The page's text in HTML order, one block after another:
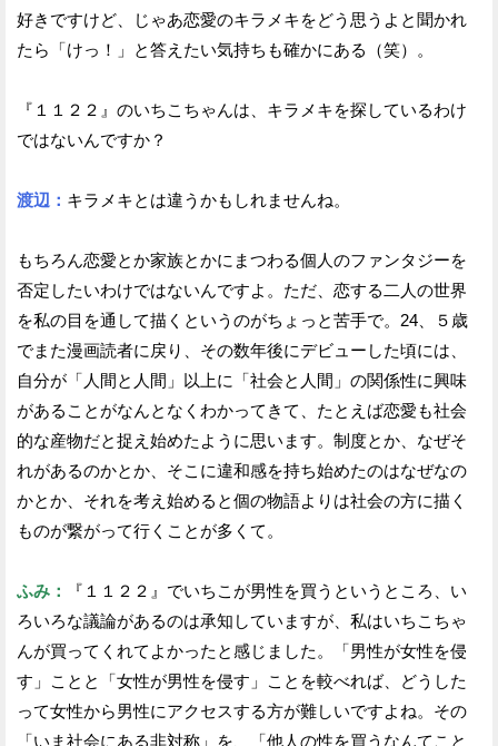
好きですけど、じゃあ恋愛のキラメキをどう思うよと聞かれ
たら「けっ！」と答えたい気持ちも確かにある（笑）。
『１１２２』のいちこちゃんは、キラメキを探しているわけ
ではないんですか？
渡辺： キラメキとは違うかもしれませんね。
もちろん恋愛とか家族とかにまつわる個人のファンタジーを
否定したいわけではないんですよ。ただ、恋する二人の世界
を私の目を通して描くというのがちょっと苦手で。24、５歳
でまた漫画読者に戻り、その数年後にデビューした頃には、
自分が「人間と人間」以上に「社会と人間」の関係性に興味
があることがなんとなくわかってきて、たとえば恋愛も社会
的な産物だと捉え始めたように思います。制度とか、なぜそ
れがあるのかとか、そこに違和感を持ち始めたのはなぜなの
かとか、それを考え始めると個の物語よりは社会の方に描く
ものが繋がって行くことが多くて。
ふみ：
『１１２２』でいちこが男性を買うというところ、い
ろいろな議論があるのは承知していますが、私はいちこちゃ
んが買ってくれてよかったと感じました。「男性が女性を侵
す」ことと「女性が男性を侵す」ことを較べれば、どうした
って女性から男性にアクセスする方が難しいですよね。その
「いま社会にある非対称」を、「他人の性を買うなんてこと